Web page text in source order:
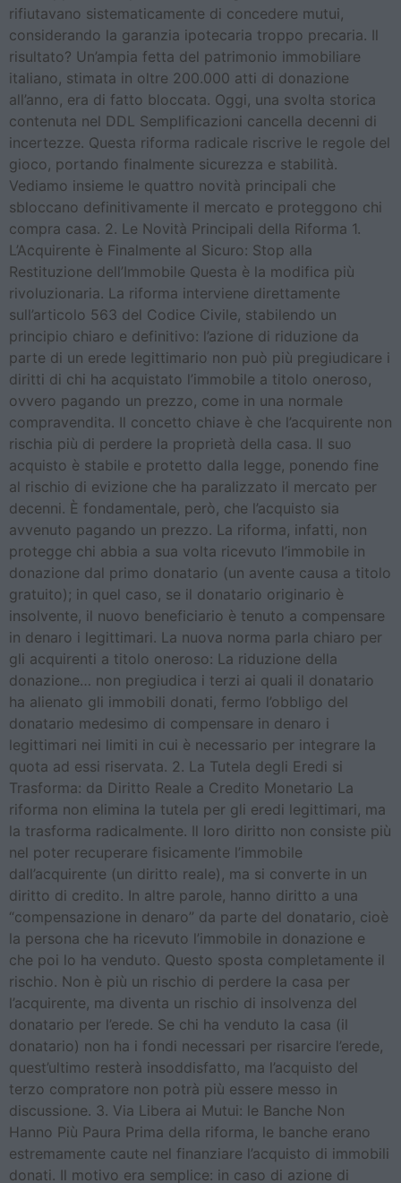
rifiutavano sistematicamente di concedere mutui,
considerando la garanzia ipotecaria troppo precaria. Il
risultato? Un’ampia fetta del patrimonio immobiliare
italiano, stimata in oltre 200.000 atti di donazione
all’anno, era di fatto bloccata. Oggi, una svolta storica
contenuta nel DDL Semplificazioni cancella decenni di
incertezze. Questa riforma radicale riscrive le regole del
gioco, portando finalmente sicurezza e stabilità.
Vediamo insieme le quattro novità principali che
sbloccano definitivamente il mercato e proteggono chi
compra casa. 2. Le Novità Principali della Riforma 1.
L’Acquirente è Finalmente al Sicuro: Stop alla
Restituzione dell’Immobile Questa è la modifica più
rivoluzionaria. La riforma interviene direttamente
sull’articolo 563 del Codice Civile, stabilendo un
principio chiaro e definitivo: l’azione di riduzione da
parte di un erede legittimario non può più pregiudicare i
diritti di chi ha acquistato l’immobile a titolo oneroso,
ovvero pagando un prezzo, come in una normale
compravendita. Il concetto chiave è che l’acquirente non
rischia più di perdere la proprietà della casa. Il suo
acquisto è stabile e protetto dalla legge, ponendo fine
al rischio di evizione che ha paralizzato il mercato per
decenni. È fondamentale, però, che l’acquisto sia
avvenuto pagando un prezzo. La riforma, infatti, non
protegge chi abbia a sua volta ricevuto l’immobile in
donazione dal primo donatario (un avente causa a titolo
gratuito); in quel caso, se il donatario originario è
insolvente, il nuovo beneficiario è tenuto a compensare
in denaro i legittimari. La nuova norma parla chiaro per
gli acquirenti a titolo oneroso: La riduzione della
donazione… non pregiudica i terzi ai quali il donatario
ha alienato gli immobili donati, fermo l’obbligo del
donatario medesimo di compensare in denaro i
legittimari nei limiti in cui è necessario per integrare la
quota ad essi riservata. 2. La Tutela degli Eredi si
Trasforma: da Diritto Reale a Credito Monetario La
riforma non elimina la tutela per gli eredi legittimari, ma
la trasforma radicalmente. Il loro diritto non consiste più
nel poter recuperare fisicamente l’immobile
dall’acquirente (un diritto reale), ma si converte in un
diritto di credito. In altre parole, hanno diritto a una
“compensazione in denaro” da parte del donatario, cioè
la persona che ha ricevuto l’immobile in donazione e
che poi lo ha venduto. Questo sposta completamente il
rischio. Non è più un rischio di perdere la casa per
l’acquirente, ma diventa un rischio di insolvenza del
donatario per l’erede. Se chi ha venduto la casa (il
donatario) non ha i fondi necessari per risarcire l’erede,
quest’ultimo resterà insoddisfatto, ma l’acquisto del
terzo compratore non potrà più essere messo in
discussione. 3. Via Libera ai Mutui: le Banche Non
Hanno Più Paura Prima della riforma, le banche erano
estremamente caute nel finanziare l’acquisto di immobili
donati. Il motivo era semplice: in caso di azione di